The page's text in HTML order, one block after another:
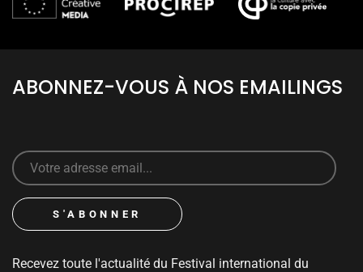
ABONNEZ-VOUS À NOS EMAILINGS
Recevez toute l'actualité du Festival international du